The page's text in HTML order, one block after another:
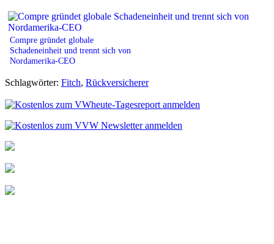
Compre gründet globale
Schadeneinheit und trennt sich von
Nordamerika-CEO
Schlagwörter: Fitch, Rückversicherer